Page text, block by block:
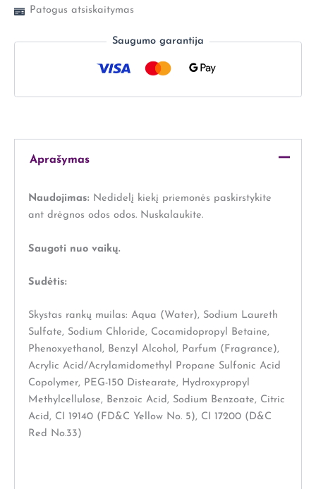
Patogus atsiskaitymas
Saugumo garantija
Aprašymas
Naudojimas: Nedidelį kiekį priemonės paskirstykite
ant drėgnos odos odos. Nuskalaukite.
Saugoti nuo vaikų.
Sudėtis:
Skystas rankų muilas: Aqua (Water), Sodium Laureth
Sulfate, Sodium Chloride, Cocamidopropyl Betaine,
Phenoxyethanol, Benzyl Alcohol, Parfum (Fragrance),
Acrylic Acid/Acrylamidomethyl Propane Sulfonic Acid
Copolymer, PEG-150 Distearate, Hydroxypropyl
Methylcellulose, Benzoic Acid, Sodium Benzoate, Citric
Acid, CI 19140 (FD&C Yellow No. 5), CI 17200 (D&C
Red No.33)